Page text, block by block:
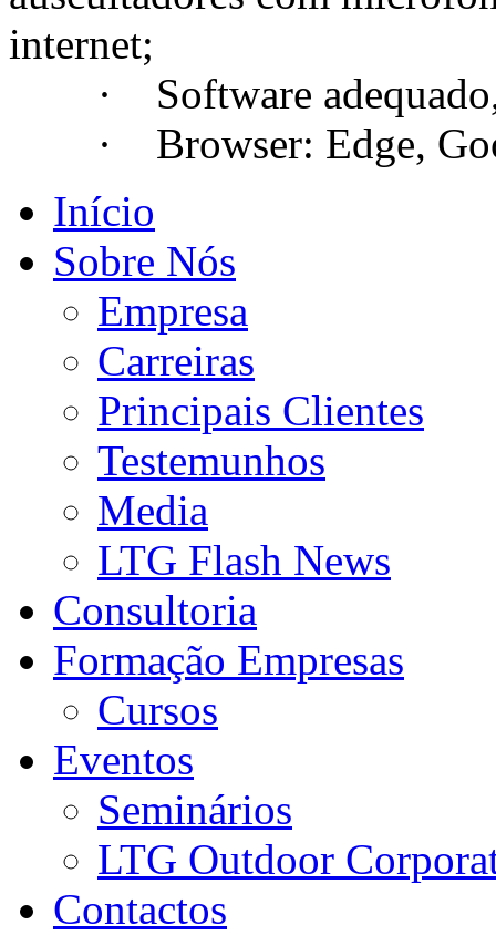
internet;
· Software adequado,
· Browser: Edge,
Início
Sobre Nós
Empresa
Carreiras
Principais Clientes
Testemunhos
Media
LTG Flash News
Consultoria
Formação Empresas
Cursos
Eventos
Seminários
LTG Outdoor
Contactos